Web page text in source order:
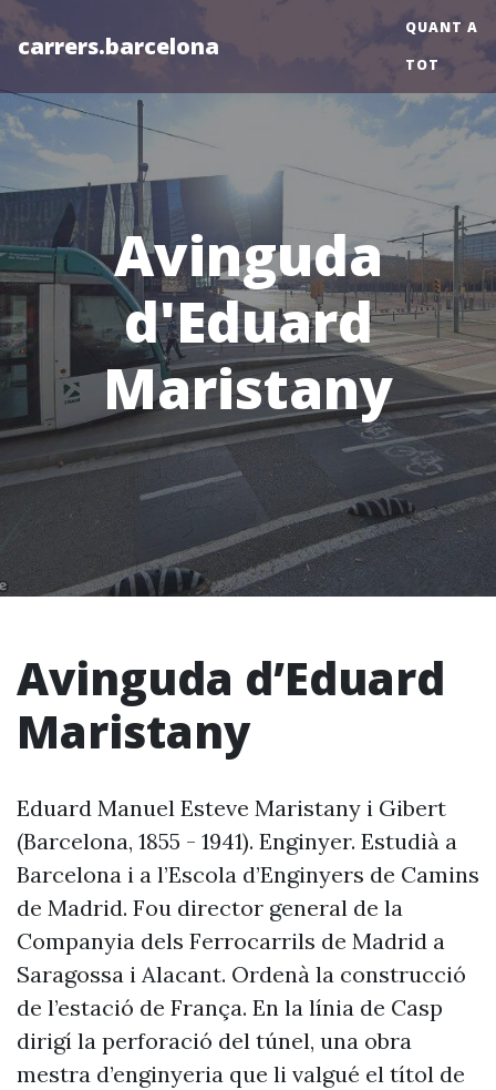
carrers.barcelona
QUANT A
TOT
Avinguda
d'Eduard
Maristany
Avinguda d’Eduard
Maristany
Eduard Manuel Esteve Maristany i Gibert
(Barcelona, 1855 - 1941). Enginyer. Estudià a
Barcelona i a l’Escola d’Enginyers de Camins
de Madrid. Fou director general de la
Companyia dels Ferrocarrils de Madrid a
Saragossa i Alacant. Ordenà la construcció
de l’estació de França. En la línia de Casp
dirigí la perforació del túnel, una obra
mestra d’enginyeria que li valgué el títol de